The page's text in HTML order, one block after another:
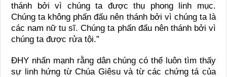
thánh bởi vì chúng ta được thụ phong linh mục.
Chúng ta không phấn đấu nên thánh bởi vì chúng ta là
các nam nữ tu sĩ. Chúng ta phấn đấu nên thánh bởi vì
chúng ta được rửa tội.”
ĐHY nhấn mạnh rằng dân chúng có thể luôn tìm thấy
sự linh hứng từ Chúa Giêsu và từ các chứng tá của